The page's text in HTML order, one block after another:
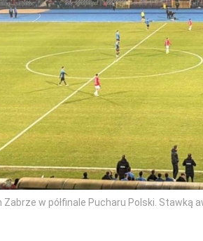
w półfinale Pucharu Polski. Stawką